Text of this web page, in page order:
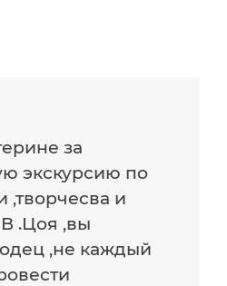
за
экскурсию по
,творчесва и
.Цоя ,вы
,не каждый